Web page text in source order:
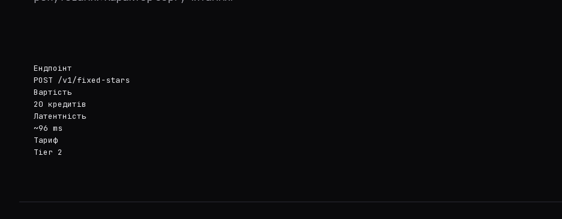
Ендпоінт
POST /v1/fixed-stars
Вартість
20 кредитів
Латентність
~96 ms
Тариф
Tier 2